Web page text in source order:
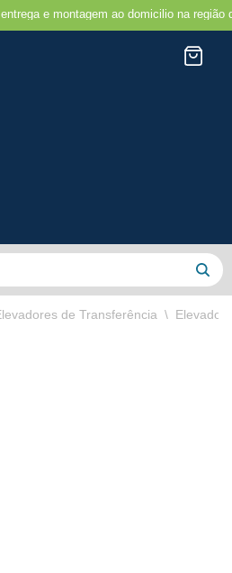
ao domicilio na região do Porto e
de Transferência \ Elevador